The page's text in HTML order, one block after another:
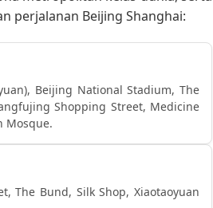
perjalanan Beijing Shanghai:
Beijing National Stadium, The
Shopping Street, Medicine
Mosque.
The Bund, Silk Shop, Xiaotaoyuan